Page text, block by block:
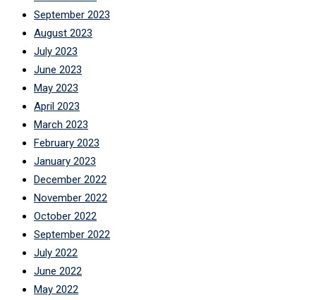
September 2023
August 2023
July 2023
June 2023
May 2023
April 2023
March 2023
February 2023
January 2023
December 2022
November 2022
October 2022
September 2022
July 2022
June 2022
May 2022